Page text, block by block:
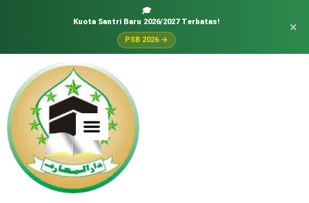
🎓
Kuota Santri Baru 2026/2027 Terbatas!
PSB 2026 →
×